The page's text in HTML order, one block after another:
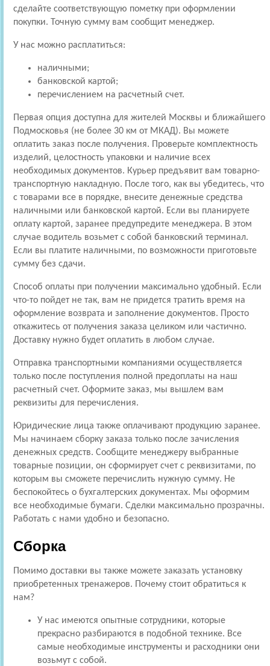
сделайте соответствующую пометку при оформлении
покупки. Точную сумму вам сообщит менеджер.
У нас можно расплатиться:
наличными;
банковской картой;
перечислением на расчетный счет.
Первая опция доступна для жителей Москвы и ближайшего
Подмосковья (не более 30 км от МКАД). Вы можете
оплатить заказ после получения. Проверьте комплектность
изделий, целостность упаковки и наличие всех
необходимых документов. Курьер предъявит вам товарно-
транспортную накладную. После того, как вы убедитесь, что
с товарами все в порядке, внесите денежные средства
наличными или банковской картой. Если вы планируете
оплату картой, заранее предупредите менеджера. В этом
случае водитель возьмет с собой банковский терминал.
Если вы платите наличными, по возможности приготовьте
сумму без сдачи.
Способ оплаты при получении максимально удобный. Если
что-то пойдет не так, вам не придется тратить время на
оформление возврата и заполнение документов. Просто
откажитесь от получения заказа целиком или частично.
Доставку нужно будет оплатить в любом случае.
Отправка транспортными компаниями осуществляется
только после поступления полной предоплаты на наш
расчетный счет. Оформите заказ, мы вышлем вам
реквизиты для перечисления.
Юридические лица также оплачивают продукцию заранее.
Мы начинаем сборку заказа только после зачисления
денежных средств. Сообщите менеджеру выбранные
товарные позиции, он сформирует счет с реквизитами, по
которым вы сможете перечислить нужную сумму. Не
беспокойтесь о бухгалтерских документах. Мы оформим
все необходимые бумаги. Сделки максимально прозрачны.
Работать с нами удобно и безопасно.
Сборка
Помимо доставки вы также можете заказать установку
приобретенных тренажеров. Почему стоит обратиться к
нам?
У нас имеются опытные сотрудники, которые
прекрасно разбираются в подобной технике. Все
самые необходимые инструменты и расходники они
возьмут с собой.